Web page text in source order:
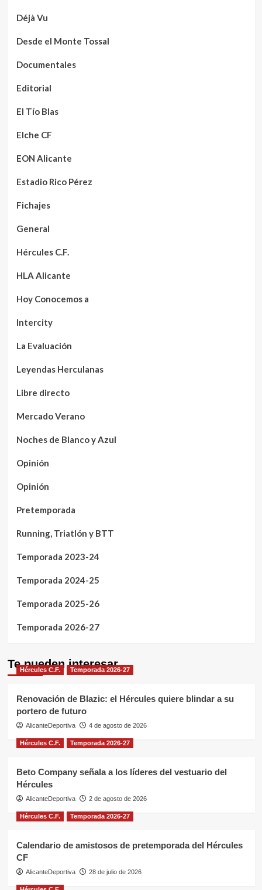
Déjà Vu
Desde el Monte Tossal
Documentales
Editorial
El Tío Blas
Elche CF
EON Alicante
Estadio Rico Pérez
Fichajes
General
Hércules C.F.
HLA Alicante
Hoy Conocemos a
Intercity
La Evaluación
Leyendas Herculanas
Libre directo
Mercado Verano
Noches de Blanco y Azul
Opinión
Opinión
Pretemporada
Running, Triatlón y BTT
Temporada 2023-24
Temporada 2024-25
Temporada 2025-26
Temporada 2026-27
Te pueden interesar
Hércules C.F. Temporada 2026-27
Renovación de Blazic: el Hércules quiere blindar a su
portero de futuro
AlicanteDeportiva 4 de agosto de 2026
Hércules C.F. Temporada 2026-27
Beto Company señala a los líderes del vestuario del
Hércules
AlicanteDeportiva 2 de agosto de 2026
Hércules C.F. Temporada 2026-27
Calendario de amistosos de pretemporada del Hércules
CF
AlicanteDeportiva 28 de julio de 2026